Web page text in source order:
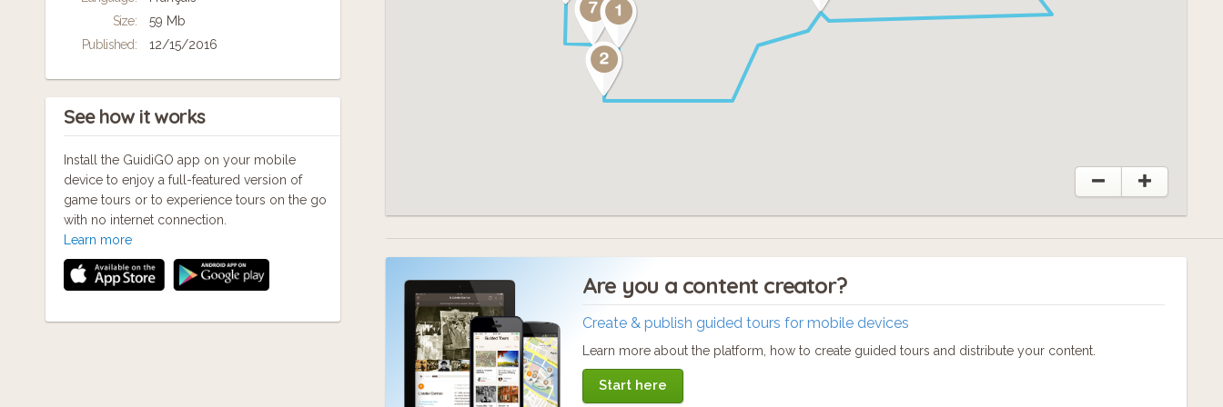
participation citoyenne, montage
d'équipements innovants, organisation
d'événements culturels et citoyens et
Size:
59 Mb
Published:
12/15/2016
See how it works
Install the GuidiGO app on your mobile
device to enjoy a full-featured version of
game tours or to experience tours on the go
with no internet connection.
Learn more
Are you a content creator?
Create & publish guided tours for mobile devices
Learn more about the platform, how to create guided tours and distribute your content.
Start here